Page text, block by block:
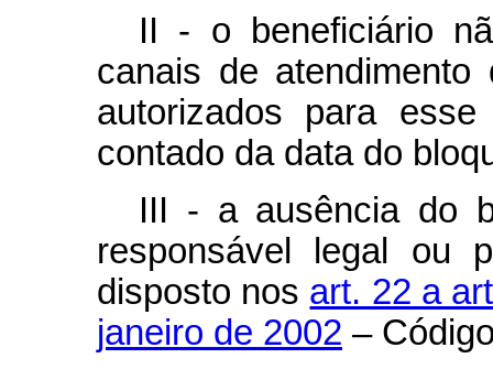
II - o beneficiário
canais de
autorizados para
contado da data do
III - a ausência do
responsável legal ou
disposto nos art. 22 a
janeiro de 2002 –